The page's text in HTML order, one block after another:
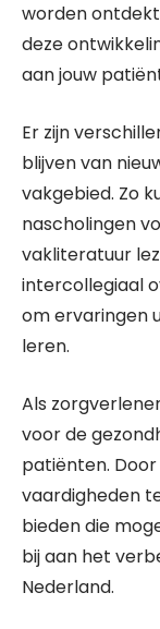
worden
deze
aan jouw
Er zijn
blijven van
vakgebied. Zo
nascholingen
vakliteratuur
intercollegiaal
om ervaringen
leren.
Als
voor de
patiënten.
vaardigheden
bieden die
bij aan het
Nederland.